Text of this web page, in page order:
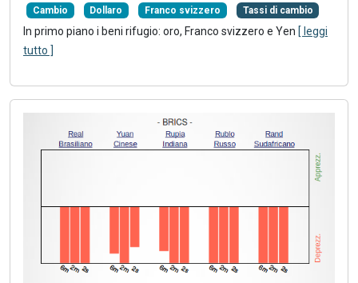
Cambio Dollaro Franco svizzero Tassi di cambio
In primo piano i beni rifugio: oro, Franco svizzero e Yen [ leggi
tutto ]